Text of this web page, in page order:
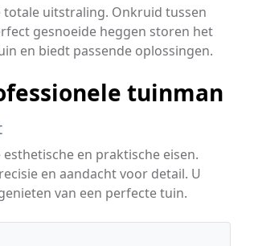
totale uitstraling. Onkruid tussen
gesnoeide heggen storen het
en biedt passende oplossingen.
tuinman
en praktische eisen.
en aandacht voor detail. U
van een perfecte tuin.